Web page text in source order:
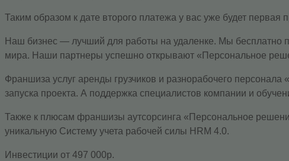
Таким образом к дате второго платежа у вас уже будет первая
Наш бизнес — лучший для работы на удаленке. Мы бесплатно
мира. Наши партнеры успешно открывают «Персональное
Франшиза услуг аренды грузчиков и разнорабочего
запуска проекта. А поддержка специалистов компании и
Также к плюсам франшизы аутсорсинга «Персональное
уникальную Систему учета рабочей силы HRM 4.0.
Инвестиции от 497 000р.